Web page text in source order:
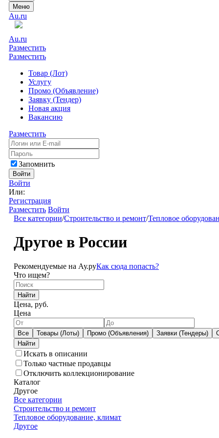
Меню
Au.ru
Au.ru
Разместить
Разместить
Товар (Лот)
Услугу
Промо (Объявление)
Заявку (Тендер)
Новая акция
Вакансию
Разместить
Запомнить
Войти
Войти
Или:
Регистрация
Разместить Войти
Все категории/Строительство и ремонт/Тепловое
Другое в России
Рекомендуемые на Ау.руКак сюда попасть?
Что ищем?
Найти
Цена, руб.
Цена
Все Товары (Лоты) Промо (Объявления) Заявки (Тендеры)
Искать в описании
Только частные продавцы
Отключить коллекционирование
Каталог
Другое
Все категории
Строительство и ремонт
Тепловое оборудование, климат
Другое